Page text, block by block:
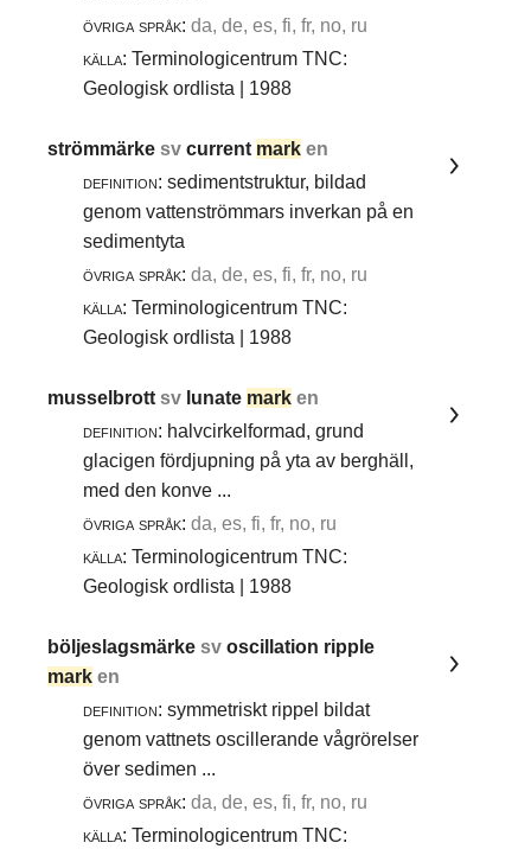
övriga språk: da, de, es, fi, fr, no, ru
källa: Terminologicentrum TNC:
Geologisk ordlista | 1988
strömmärkesvcurrent mark en
definition: sedimentstruktur, bildad
genom vattenströmmars inverkan på en
sedimentyta
övriga språk: da, de, es, fi, fr, no, ru
källa: Terminologicentrum TNC:
Geologisk ordlista | 1988
musselbrottsv lunate mark en
definition: halvcirkelformad, grund
glacigen fördjupning på yta av berghäll,
med den konve ...
övriga språk: da, es, fi, fr, no, ru
källa: Terminologicentrum TNC:
Geologisk ordlista | 1988
böljeslagsmärkesvoscillation ripple
mark en
definition: symmetriskt rippel bildat
genom vattnets oscillerande vågrörelser
över sedimen ...
övriga språk: da, de, es, fi, fr, no, ru
källa: Terminologicentrum TNC: